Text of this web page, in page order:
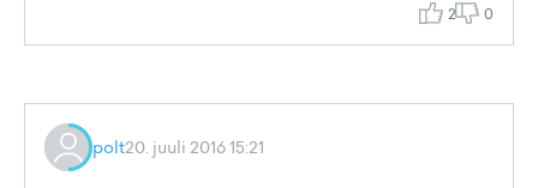
2 0
polt20. juuli 2016 15:21